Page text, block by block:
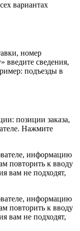
вариантах
номер
введите сведения,
подъезды в
позиции заказа,
Нажмите
информацию
повторить к вводу
вам не подходят,
информацию
повторить к вводу
вам не подходят,